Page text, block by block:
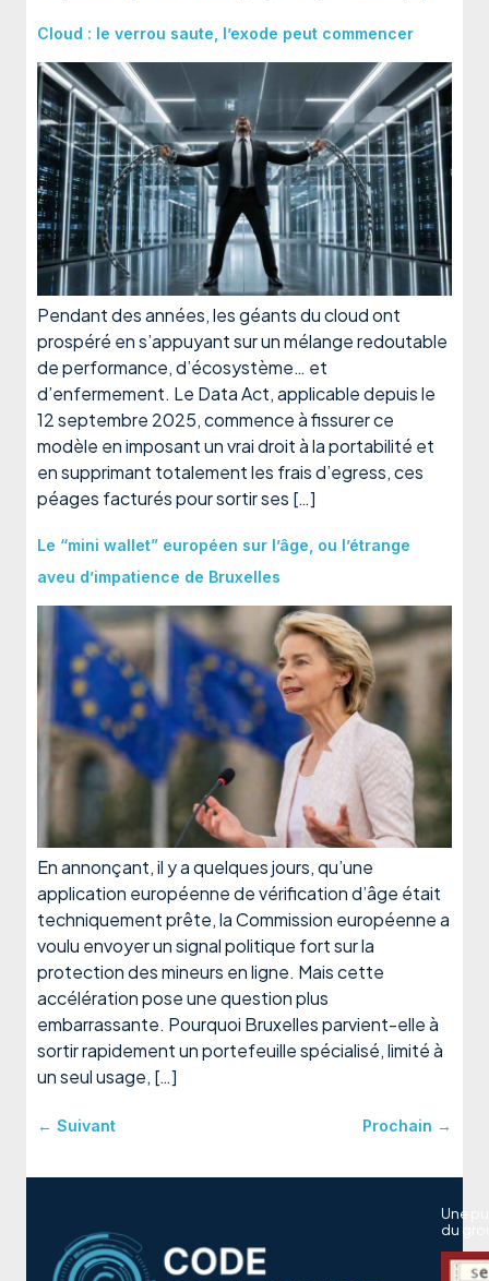
Cloud : le verrou saute, l’exode peut commencer
Pendant des années, les géants du cloud ont
prospéré en s’appuyant sur un mélange redoutable
de performance, d’écosystème… et
d’enfermement. Le Data Act, applicable depuis le
12 septembre 2025, commence à fissurer ce
modèle en imposant un vrai droit à la portabilité et
en supprimant totalement les frais d’egress, ces
péages facturés pour sortir ses […]
Le “mini wallet” européen sur l’âge, ou l’étrange
aveu d’impatience de Bruxelles
En annonçant, il y a quelques jours, qu’une
application européenne de vérification d’âge était
techniquement prête, la Commission européenne a
voulu envoyer un signal politique fort sur la
protection des mineurs en ligne. Mais cette
accélération pose une question plus
embarrassante. Pourquoi Bruxelles parvient-elle à
sortir rapidement un portefeuille spécialisé, limité à
un seul usage, […]
← Suivant Prochain →
Une
du